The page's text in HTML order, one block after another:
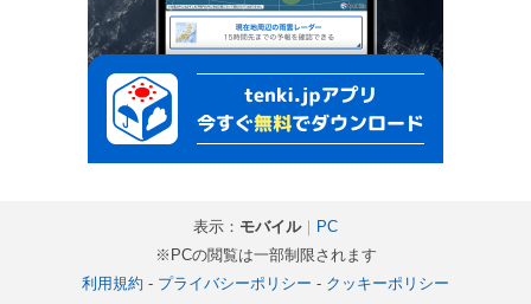
表示： モバイル｜
PC
※PCの閲覧は一部制限されます
利用規約 - プライバシーポリシー - クッキーポリシー